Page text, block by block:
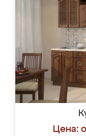
Цена: